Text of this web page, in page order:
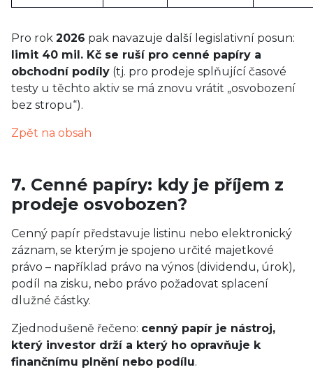
Pro rok 2026 pak navazuje další legislativní posun:
limit 40 mil. Kč se ruší pro cenné papíry a
obchodní podíly (tj. pro prodeje splňující časové
testy u těchto aktiv se má znovu vrátit „osvobození
bez stropu“).
Zpět na obsah
7. Cenné papíry: kdy je příjem z
prodeje osvobozen?
Cenný papír představuje listinu nebo elektronický
záznam, se kterým je spojeno určité majetkové
právo – například právo na výnos (dividendu, úrok),
podíl na zisku, nebo právo požadovat splacení
dlužné částky.
Zjednodušeně řečeno: cenný papír je nástroj,
který investor drží a který ho opravňuje k
finančnímu plnění nebo podílu.